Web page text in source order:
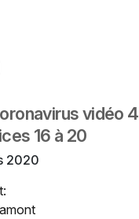
vidéo 4
16 à 20
2020